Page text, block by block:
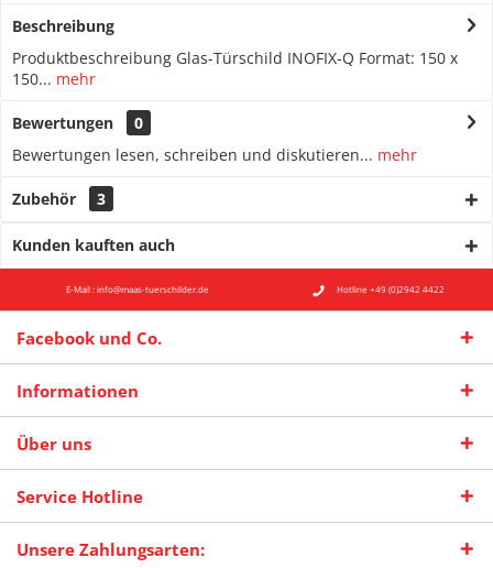
Beschreibung
Produktbeschreibung Glas-Türschild INOFIX-Q Format: 150 x
150... mehr
Bewertungen
0
Bewertungen lesen, schreiben und diskutieren... mehr
Zubehör 3
Kunden kauften auch
E-Mail : info@maas-tuerschilder.de Hotline +49 (0)2942 4422
Facebook und Co.
Informationen
Über uns
Service Hotline
Unsere Zahlungsarten: